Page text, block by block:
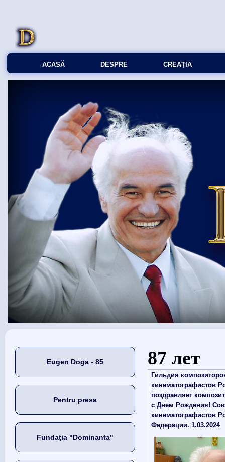
ACASĂ DESPRE CREAŢIA
Eugen Doga - 85
Pentru presa
Fundaţia "Dominanta"
Eşti aici
87 лет
Гильдия
кинематографистов
поздравляет
с Днем Рождения!
кинематографистов
Федерации. 1.03.2024